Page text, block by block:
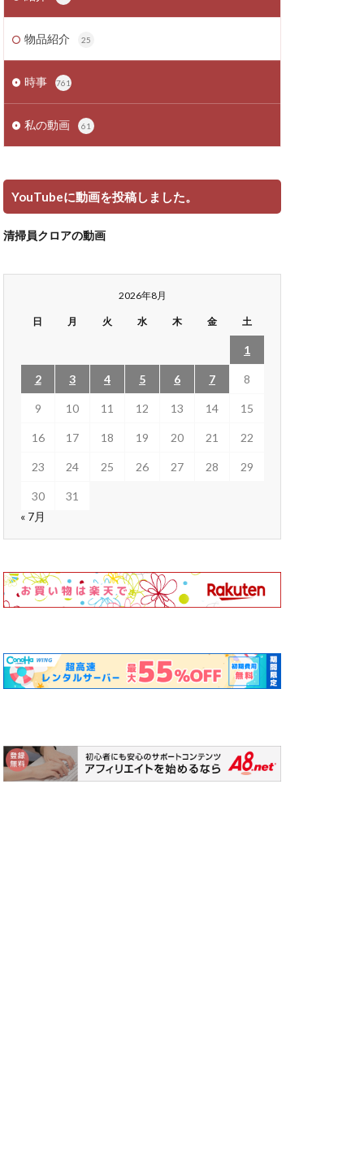
物品紹介 25
時事 761
私の動画 61
YouTubeに動画を投稿しました。
清掃員クロアの動画
2026年8月
日 月 火 水 木 金 土
1
2 3 4 5 6 7 8
9 10 11 12 13 14 15
16 17 18 19 20 21 22
23 24 25 26 27 28 29
30
31
« 7月